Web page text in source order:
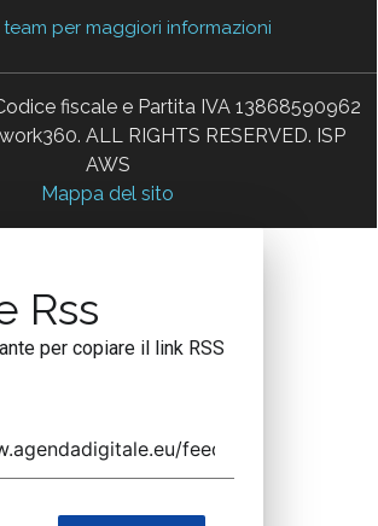
per maggiori informazioni
fiscale e Partita IVA 13868590962
ALL RIGHTS RESERVED. ISP
AWS
Mappa del sito
Rss
per copiare il link RSS